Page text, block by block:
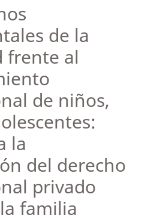
de la
frente al
de niños,
la
del derecho
privado
familia